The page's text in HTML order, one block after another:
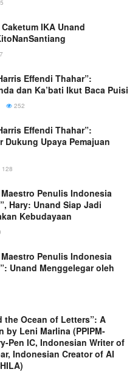
Caketum IKA Unand
Effendi Thahar”:
dan Ka’bati Ikut Baca Puisi
252
Effendi Thahar”:
Dukung Upaya Pemajuan
128
Penulis Indonesia
Hary: Unand Siap Jadi
Kebudayaan
Penulis Indonesia
Unand Menggelegar oleh
the Ocean of Letters”: A
by Leni Marlina (PPIPM-
Pen IC, Indonesian Writer of
Indonesian Creator of AI